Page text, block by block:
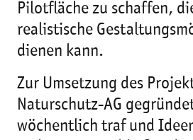
Pilotfläche zu schaffen,
realistische
dienen kann.
Zur Umsetzung des
Naturschutz-AG
wöchentlich traf und